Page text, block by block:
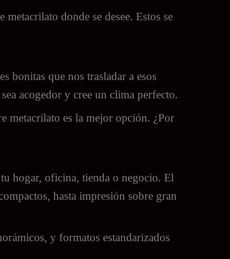
donde se desee. Estos se
bonitas que nos trasladar a esos
acogedor y cree un clima perfecto.
metacrilato es la mejor opción. ¿Por
tu hogar, oficina, tienda o negocio. El
hasta impresión sobre gran
y formatos estandarizados